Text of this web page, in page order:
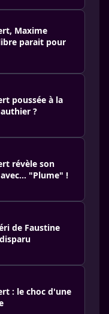
Maxime
parait pour
poussée à la
?
révèle son
"Plume" !
de Faustine
: le choc d'une